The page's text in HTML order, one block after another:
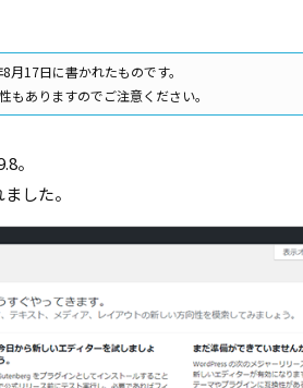
月17日に書かれたものです。
もありますのでご注意ください。
。
した。